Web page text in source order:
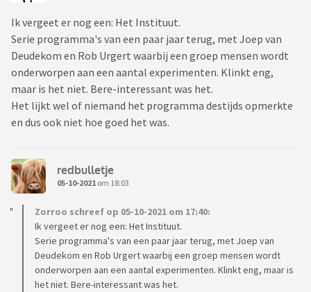
Ik vergeet er nog een: Het Instituut.
Serie programma's van een paar jaar terug, met Joep van
Deudekom en Rob Urgert waarbij een groep mensen wordt
onderworpen aan een aantal experimenten. Klinkt eng,
maar is het niet. Bere-interessant was het.
Het lijkt wel of niemand het programma destijds opmerkte
en dus ook niet hoe goed het was.
redbulletje
05-10-2021 om 18:03
Zorroo schreef op 05-10-2021 om 17:40:
Ik vergeet er nog een: Het Instituut.
Serie programma's van een paar jaar terug, met Joep van
Deudekom en Rob Urgert waarbij een groep mensen wordt
onderworpen aan een aantal experimenten. Klinkt eng, maar is
het niet. Bere-interessant was het.